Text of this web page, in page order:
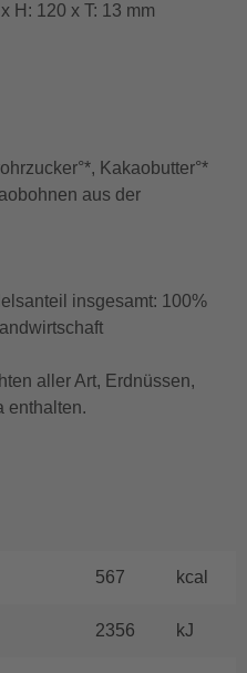
H: 120 x T: 13 mm
Kakaobutter°*
aus der
insgesamt: 100%
aller Art, Erdnüssen,
enthalten.
567 kcal
2356 kJ